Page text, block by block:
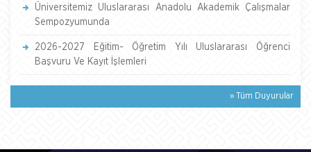
Üniversitemiz Uluslararası Anadolu Akademik Çalışmalar
Sempozyumunda
2026-2027 Eğitim- Öğretim Yılı Uluslararası Öğrenci
Başvuru Ve Kayıt İşlemleri
» Tüm Duyurular